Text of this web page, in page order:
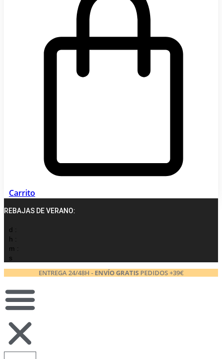
Carrito
REBAJAS DE VERANO:
d :
h :
m :
s
ENTREGA 24/48H - ENVÍO GRATISPEDIDOS +39€